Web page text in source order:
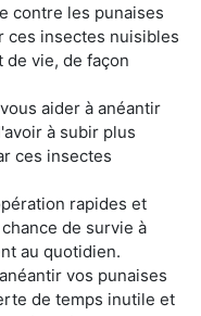
contre les punaises
ces insectes nuisibles
vie, de façon
aider à anéantir
à subir plus
ces insectes
rapides et
de survie à
au quotidien.
vos punaises
de temps inutile et